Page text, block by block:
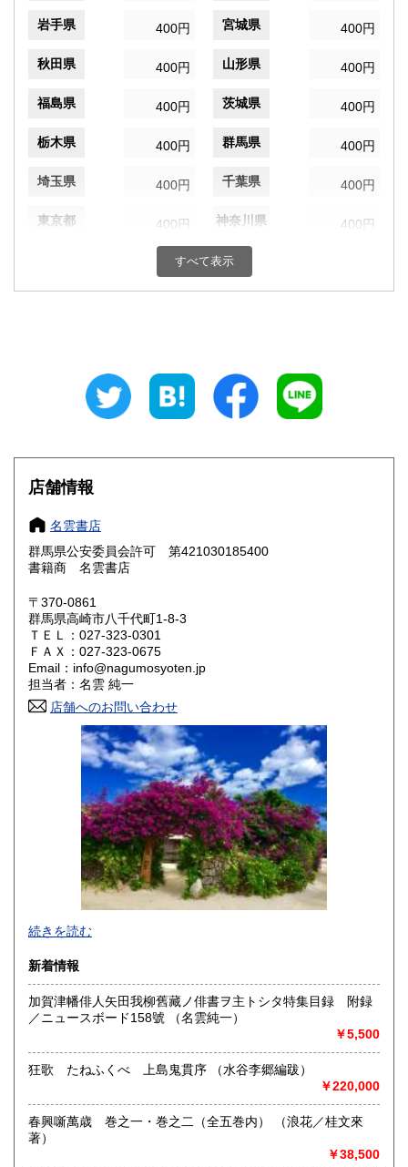
岩手県 400円 宮城県 400円
秋田県 400円 山形県 400円
福島県 400円 茨城県 400円
栃木県 400円 群馬県 400円
埼玉県 400円 千葉県 400円
東京都 400円 神奈川県 400円
400円 富山県
静岡県
400円 三重県
滋賀県 400円 京都府 400円
大阪府
奈良県
鳥取県
岡山県 400円
山口県 400円
香川県
400円 福岡県
400円 長崎県
400円 大分県
400円 鹿児島県
400円
すべて表示
店舗情報
名雲書店
群馬県公安委員会許可 第421030185400
書籍商 名雲書店
〒370-0861
群馬県高崎市八千代町1-8-3
ＴＥＬ：027-323-0301
ＦＡＸ：027-323-0675
Email：info@nagumosyoten.jp
担当者：名雲 純一
店舗へのお問い合わせ
★ 弊店は通常の店舗としては営業しておりませんのでご注
意ください。ただし予めご連絡いただければご希望の品の閲
覧を承ります。
最寄駅：高崎駅西口
営業時間：4:00〜15:30 FAX 24時間受付 電話9:00〜
18:00
続きを読む
新着情報
加賀津幡俳人矢田我柳舊藏ノ俳書ヲ主トシタ特集目録 附録
／ニュースボード158號 （名雲純一）
￥5,500
狂歌 たねふくべ 上島鬼貫序 （水谷李郷編跋）
￥220,000
春興噺萬歳 巻之一・巻之二（全五巻内） （浪花／桂文來
著）
￥38,500